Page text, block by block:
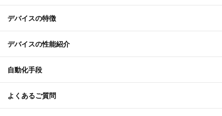
デバイスの特徴
デバイスの性能紹介
自動化手段
よくあるご質問